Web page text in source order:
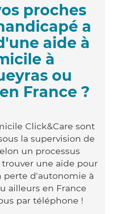
proches
a
aide à
à
ou
France ?
Click&Care sont
la supervision de
un processus
une aide pour
perte d'autonomie à
ailleurs en France
par téléphone !